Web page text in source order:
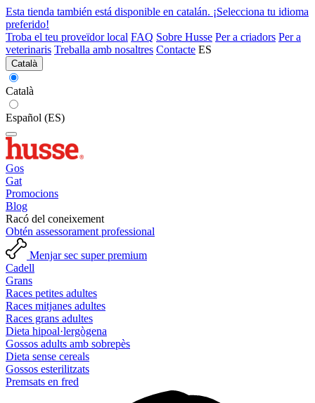
Esta tienda también está disponible en catalán. ¡Selecciona tu idioma
preferido!
Troba el teu proveïdor local FAQ Sobre Husse Per a criadors Per a
veterinaris Treballa amb nosaltres Contacte ES
Català
Català
Español (ES)
Gos
Gat
Promocions
Blog
Racó del coneixement
Obtén assessorament professional
Menjar sec super premium
Cadell
Grans
Races petites adultes
Races mitjanes adultes
Races grans adultes
Dieta hipoal·lergògena
Gossos adults amb sobrepès
Dieta sense cereals
Gossos esterilitzats
Premsats en fred